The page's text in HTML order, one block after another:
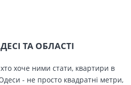
ТА ОБЛАСТІ
хто хоче ними стати, квартири в
- не просто квадратні метри,